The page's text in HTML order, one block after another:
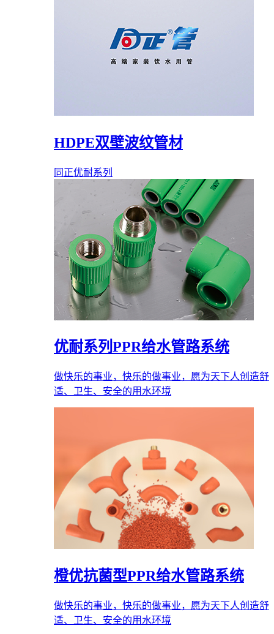
HDPE双壁波纹管材
同正优耐系列
优耐系列PPR给水管路系统
做快乐的事业，快乐的做事业，愿为天下人创造舒
适、卫生、安全的用水环境
橙优抗菌型PPR给水管路系统
做快乐的事业，快乐的做事业，愿为天下人创造舒
适、卫生、安全的用水环境